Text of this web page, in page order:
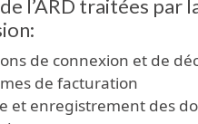
l’ARD traitées par
de connexion et de
de facturation
et enregistrement des